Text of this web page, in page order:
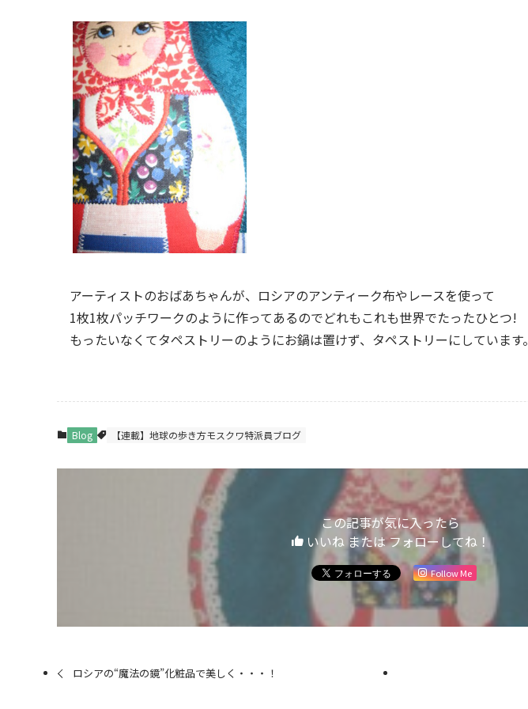
アーティストのおばあちゃんが、ロシアのアンティーク布やレースを使って
1枚1枚パッチワークのように作ってあるのでどれもこれも世界でたったひとつ!
もったいなくてタペストリーのようにお鍋は置けず、タペストリーにしています。
Blog 【連載】地球の歩き方モスクワ特派員ブログ
この記事が気に入ったら
いいね または フォローしてね！
Follow Me
ロシアの“魔法の鏡”化粧品で美しく・・・！